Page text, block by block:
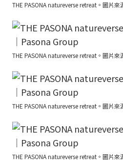
THE PASONA natureverse retreat。圖片
THE PASONA natureverse retreat。圖片
THE PASONA natureverse retreat。圖片
THE PASONA natureverse retreat。圖片